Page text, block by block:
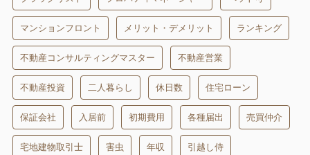
マンションフロント メリット・デメリット ランキング
不動産コンサルティングマスター 不動産営業
不動産投資 二人暮らし 休日数 住宅ローン
保証会社 入居前 初期費用 各種届出 売買仲介
宅地建物取引士 害虫 年収 引越し侍